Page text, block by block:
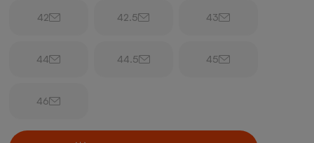
42 42.5 43
44 44.5 45
46